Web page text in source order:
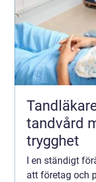
Tandläkare
tandvård
trygghet
I en ständigt
att företag och